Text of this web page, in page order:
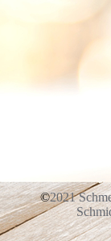
©2021